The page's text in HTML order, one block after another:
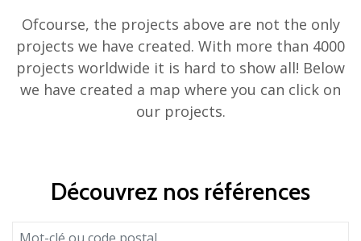
Ofcourse, the projects above are not the only
projects we have created. With more than 4000
projects worldwide it is hard to show all! Below
we have created a map where you can click on
our projects.
Découvrez nos références